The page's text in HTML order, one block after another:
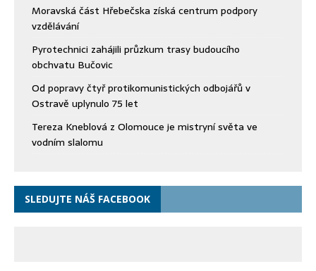
Moravská část Hřebečska získá centrum podpory
vzdělávání
Pyrotechnici zahájili průzkum trasy budoucího
obchvatu Bučovic
Od popravy čtyř protikomunistických odbojářů v
Ostravě uplynulo 75 let
Tereza Kneblová z Olomouce je mistryní světa ve
vodním slalomu
SLEDUJTE NÁŠ FACEBOOK